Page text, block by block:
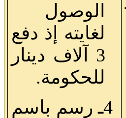
الوصول
لغايته إذ دفع
3 آلاف دينار
للحكومة.
4ـ رسم باسم